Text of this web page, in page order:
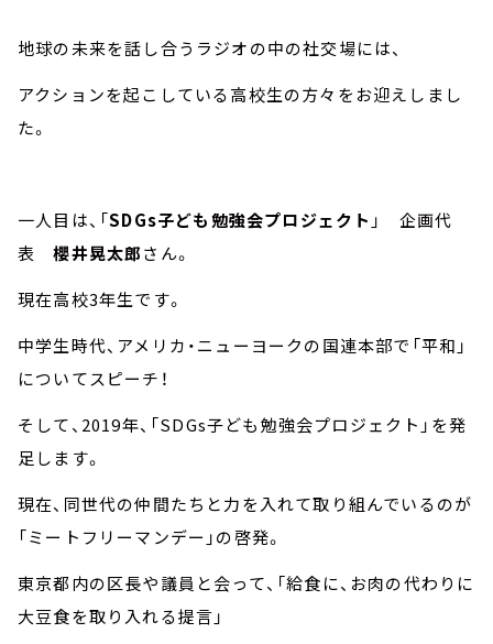
地球の未来を話し合うラジオの中の社交場には、
アクションを起こしている高校生の方々をお迎えしまし
た。
一人目は、「SDGs子ども勉強会プロジェクト 」 企画代
表櫻井晃太郎さん。
現在高校3年生です。
中学生時代、アメリカ・ニューヨークの国連本部で「平和」
についてスピーチ！
そして、 2019年、「SDGs子ども勉強会プロジェクト」を発
足します。
現在、同世代の仲間たちと力を入れて取り組んでいるのが
「ミートフリーマンデー」の啓発。
東京都内の区長や議員と会って、「給食に、お肉の代わりに
大豆食を取り入れる提言」